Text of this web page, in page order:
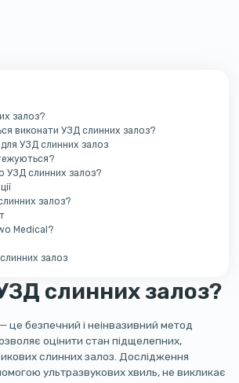
слинних залоз?
це безпечний і неінвазивний метод
оцінити стан підщелепних,
слинних залоз. Дослідження
ультразвукових хвиль, не викликає
залоз?
виконати УЗД слинних залоз?
УЗД слинних залоз
УЗД слинних залоз?
залоз?
Medical?
залоз